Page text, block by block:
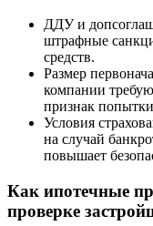
ДДУ и
штрафные
средств.
Размер
компании
признак
Условия
на случай
повышает
Как ипотечные
проверке